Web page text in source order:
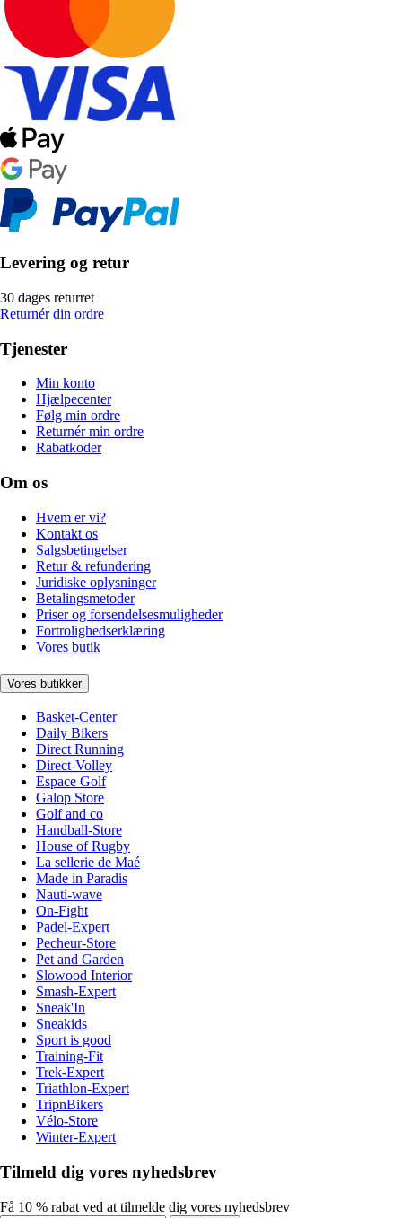
Levering og retur
30 dages returret
Returnér din ordre
Tjenester
Min konto
Hjælpecenter
Følg min ordre
Returnér min ordre
Rabatkoder
Om os
Hvem er vi?
Kontakt os
Salgsbetingelser
Retur & refundering
Juridiske oplysninger
Betalingsmetoder
Priser og forsendelsesmuligheder
Fortrolighedserklæring
Vores butik
Vores butikker
Basket-Center
Daily Bikers
Direct Running
Direct-Volley
Espace Golf
Galop Store
Golf and co
Handball-Store
House of Rugby
La sellerie de Maé
Made in Paradis
Nauti-wave
On-Fight
Padel-Expert
Pecheur-Store
Pet and Garden
Slowood Interior
Smash-Expert
Sneak'In
Sneakids
Sport is good
Training-Fit
Trek-Expert
Triathlon-Expert
TripnBikers
Vélo-Store
Winter-Expert
Tilmeld dig vores nyhedsbrev
Få 10 % rabat ved at tilmelde dig vores nyhedsbrev